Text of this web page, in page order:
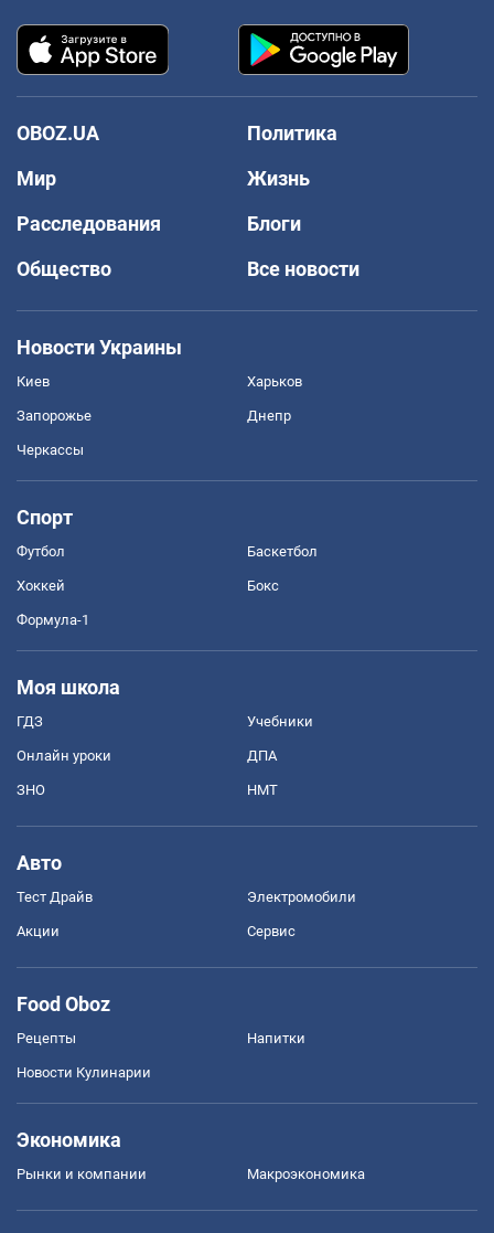
OBOZ.UA
Политика
Мир
Жизнь
Расследования
Блоги
Общество
Все новости
Новости Украины
Киев Харьков
Запорожье Днепр
Черкассы
Спорт
Футбол Баскетбол
Хоккей Бокс
Формула-1
Моя школа
ГДЗ Учебники
Онлайн уроки ДПА
ЗНО НМТ
Авто
Тест Драйв Электромобили
Акции Сервис
Food Oboz
Рецепты Напитки
Новости Кулинарии
Экономика
Рынки и компании Mакроэкономика